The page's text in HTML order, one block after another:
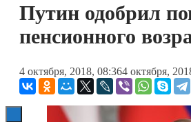
Технологии
Книги
Путин одобрил
пенсионного
4 октября, 2018, 08:364 октября,